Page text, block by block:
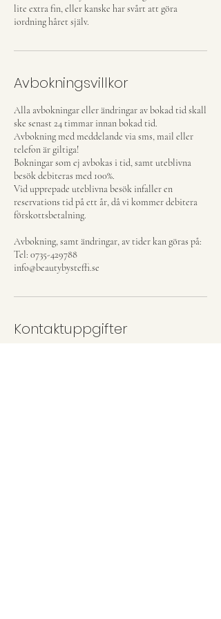
lite extra fin, eller kanske har svårt att göra
iordning håret själv.
Avbokningsvillkor
Alla avbokningar eller ändringar av bokad tid skall
ske senast 24 timmar innan bokad tid.
Avbokning med meddelande via sms, mail eller
telefon är giltiga!
Bokningar som ej avbokas i tid, samt uteblivna
besök debiteras med 100%.
Vid upprepade uteblivna besök infaller en
reservations tid på ett år, då vi kommer debitera
förskottsbetalning.
Avbokning, samt ändringar, av tider kan göras på:
Tel: 0735-429788
info@beautybysteffi.se
Kontaktuppgifter